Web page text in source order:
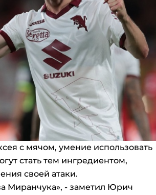
с мячом, умение использовать
стать тем ингредиентом,
своей атаки.
Миранчука», - заметил Юрич